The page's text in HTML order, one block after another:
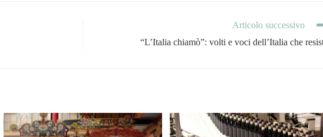
Articolo successivo
“L’Italia chiamò”: volti e voci dell’Italia che